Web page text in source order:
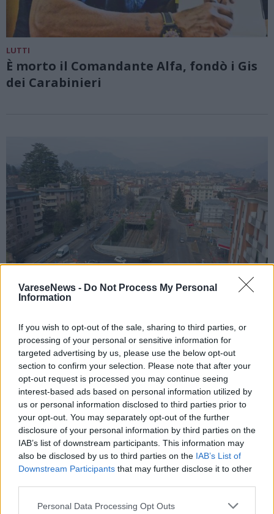
VareseNews - Do Not Process My Personal
Information
If you wish to opt-out of the sale, sharing to third parties, or
processing of your personal or sensitive information for
targeted advertising by us, please use the below opt-out
section to confirm your selection. Please note that after your
opt-out request is processed you may continue seeing
interest-based ads based on personal information utilized by
us or personal information disclosed to third parties prior to
your opt-out. You may separately opt-out of the further
disclosure of your personal information by third parties on the
IAB’s list of downstream participants. This information may
also be disclosed by us to third parties on the IAB’s List of
Downstream Participants that may further disclose it to other
Personal Data Processing Opt Outs
LUTTI
È morto il Comandante Alfa, fondò i Gis
dei Carabinieri
MOBILITÀ · LA MAPPA DEI RISCHI
Largo Flaiano, viale Aguggiari, la
Varesina: i luoghi più pericolosi secondo
chi li percorre ogni giorno